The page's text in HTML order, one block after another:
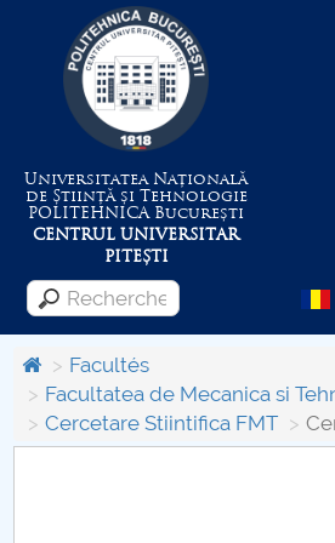
Universitatea Națională
de Știință și Tehnologie
POLITEHNICABucurești
CENTRUL UNIVERSITAR
PITEȘTI
Menu
Despre Universitate
Facultés
Facultatea de Mecanica si
Cercetare Stiintifica FMT